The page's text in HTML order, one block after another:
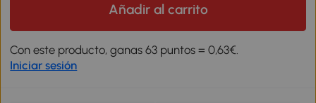
Añadir al carrito
Con este producto, ganas 63 puntos = 0,63€.
Iniciar sesión